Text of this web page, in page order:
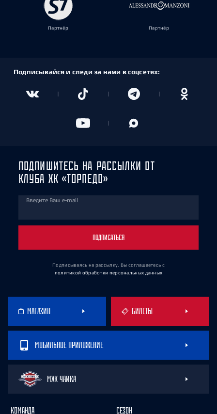
Партнёр Партнёр
Подписывайся и следи за нами в соцсетях:
ПОДПИШИТЕСЬ НА РАССЫЛКИ ОТ
КЛУБА ХК «ТОРПЕДО»
Введите Ваш e-mail
ПОДПИСАТЬСЯ
Подписываясь на рассылку, Вы соглашаетесь с
политикой обработки персональных данных
МАГАЗИН БИЛЕТЫ
МОБИЛЬНОЕ ПРИЛОЖЕНИЕ
МХК ЧАЙКА
КОМАНДА СЕЗОН